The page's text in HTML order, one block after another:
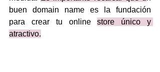
buen domain name es la fundación
para crear tu online store único y
atractivo.